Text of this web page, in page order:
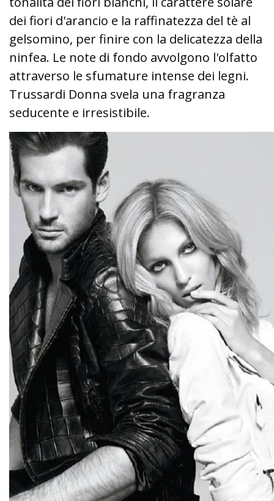
dei fiori d'arancio e la raffinatezza del tè al
gelsomino, per finire con la delicatezza della
ninfea. Le note di fondo avvolgono l'olfatto
attraverso le sfumature intense dei legni.
Trussardi Donna svela una fragranza
seducente e irresistibile.